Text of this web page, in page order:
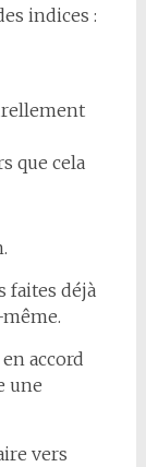
indices :
que cela
faites déjà
accord
une
vers